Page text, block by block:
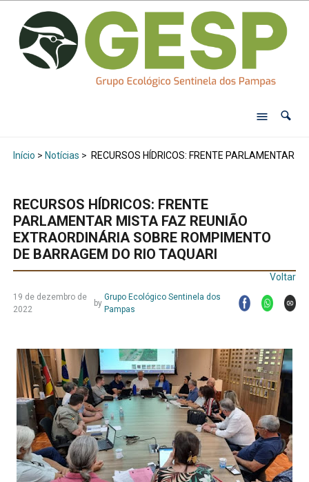
Início > Notícias > RECURSOS HÍDRICOS: FRENTE PARLAMENTAR
RECURSOS HÍDRICOS: FRENTE
PARLAMENTAR MISTA FAZ REUNIÃO
EXTRAORDINÁRIA SOBRE ROMPIMENTO
DE BARRAGEM DO RIO TAQUARI
Voltar
19 de dezembro de
2022
by
Grupo Ecológico Sentinela dos
Pampas